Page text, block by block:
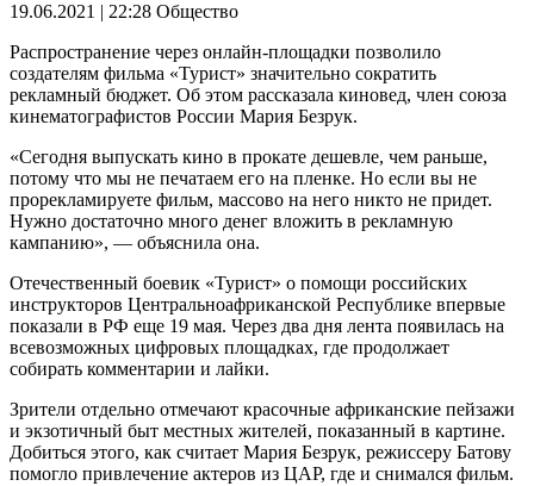
19.06.2021 | 22:28 Общество
Распространение через онлайн-площадки позволило
создателям фильма «Турист» значительно сократить
рекламный бюджет. Об этом рассказала киновед, член союза
кинематографистов России Мария Безрук.
«Сегодня выпускать кино в прокате дешевле, чем раньше,
потому что мы не печатаем его на пленке. Но если вы не
прорекламируете фильм, массово на него никто не придет.
Нужно достаточно много денег вложить в рекламную
кампанию», — объяснила она.
Отечественный боевик «Турист» о помощи российских
инструкторов Центральноафриканской Республике впервые
показали в РФ еще 19 мая. Через два дня лента появилась на
всевозможных цифровых площадках, где продолжает
собирать комментарии и лайки.
Зрители отдельно отмечают красочные африканские пейзажи
и экзотичный быт местных жителей, показанный в картине.
Добиться этого, как считает Мария Безрук, режиссеру Батову
помогло привлечение актеров из ЦАР, где и снимался фильм.